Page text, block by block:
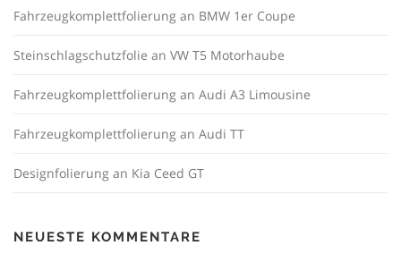
Fahrzeugkomplettfolierung an BMW 1er Coupe
Steinschlagschutzfolie an VW T5 Motorhaube
Fahrzeugkomplettfolierung an Audi A3 Limousine
Fahrzeugkomplettfolierung an Audi TT
Designfolierung an Kia Ceed GT
NEUESTE KOMMENTARE